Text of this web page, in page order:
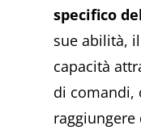
specifico
sue abilità,
capacità
di comandi,